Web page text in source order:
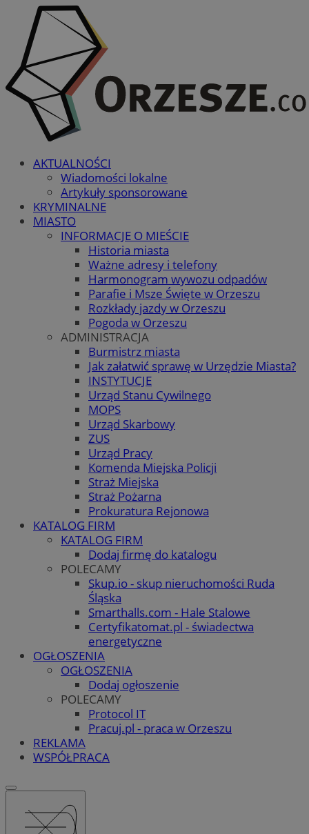
AKTUALNOŚCI
Wiadomości lokalne
Artykuły sponsorowane
KRYMINALNE
MIASTO
INFORMACJE O MIEŚCIE
Historia miasta
Ważne adresy i telefony
Harmonogram wywozu odpadów
Parafie i Msze Święte w Orzeszu
Rozkłady jazdy w Orzeszu
Pogoda w Orzeszu
ADMINISTRACJA
Burmistrz miasta
Jak załatwić sprawę w Urzędzie Miasta?
INSTYTUCJE
Urząd Stanu Cywilnego
MOPS
Urząd Skarbowy
ZUS
Urząd Pracy
Komenda Miejska Policji
Straż Miejska
Straż Pożarna
Prokuratura Rejonowa
KATALOG FIRM
KATALOG FIRM
Dodaj firmę do katalogu
POLECAMY
Skup.io - skup nieruchomości Ruda
Śląska
Smarthalls.com - Hale Stalowe
Certyfikatomat.pl - świadectwa
energetyczne
OGŁOSZENIA
OGŁOSZENIA
Dodaj ogłoszenie
POLECAMY
Protocol IT
Pracuj.pl - praca w Orzeszu
REKLAMA
WSPÓŁPRACA